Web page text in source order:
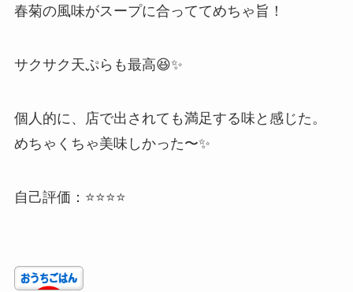
春菊の風味がスープに合っててめちゃ旨！
サクサク天ぷらも最高😆✨
個人的に、店で出されても満足する味と感じた。
めちゃくちゃ美味しかった〜✨
自己評価：⭐⭐⭐⭐